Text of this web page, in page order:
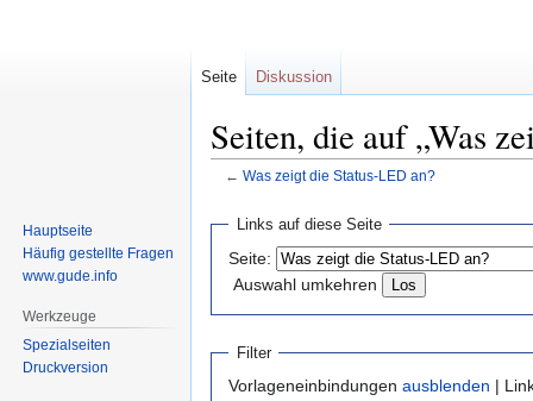
Seiten, die auf „Was
← Was zeigt die Status-LED an?
Navigation
springen
springen
Links auf diese Seite
Seite:
Auswahl umkehren
Filter
Vorlageneinbindungen ausblenden |
Seite Diskussion
Hauptseite
Häufig gestellte Fragen
www.gude.info
Werkzeuge
Spezialseiten
Druckversion